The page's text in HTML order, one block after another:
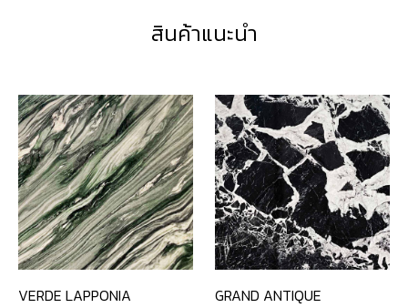
สินค้าแนะนำ
VERDE LAPPONIA GRAND ANTIQUE